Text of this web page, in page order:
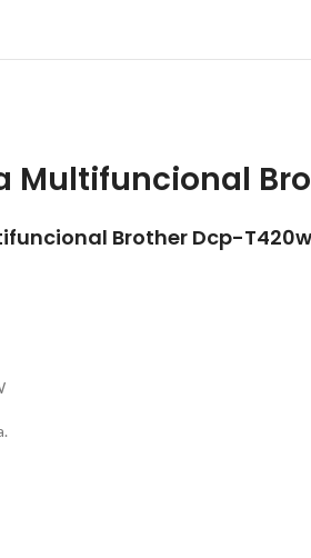
Multifuncional
Brother Dcp-T420w